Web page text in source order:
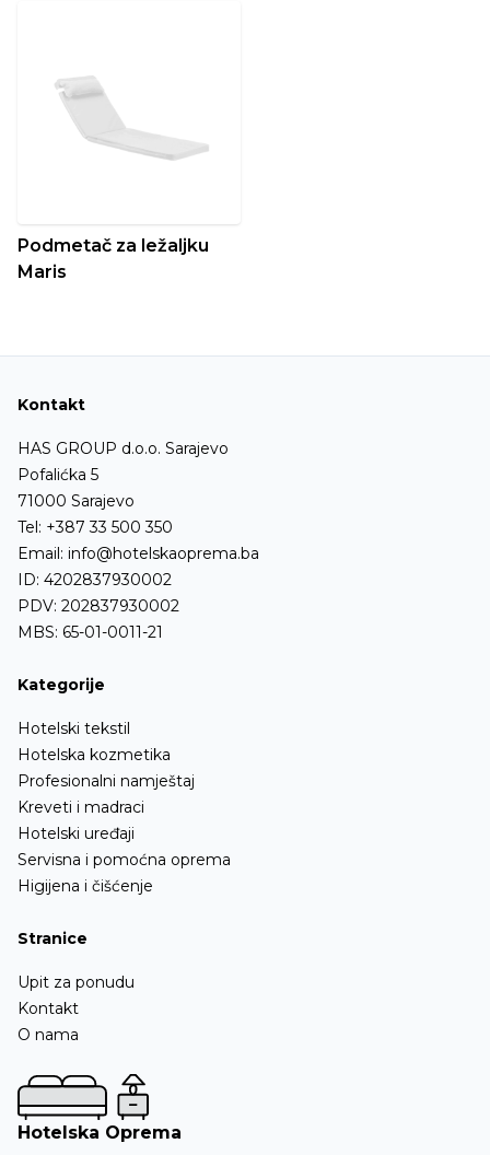
Podmetač za ležaljku
Maris
Kontakt
HAS GROUP d.o.o. Sarajevo
Pofalićka 5
71000 Sarajevo
Tel: +387 33 500 350
Email: info@hotelskaoprema.ba
ID: 4202837930002
PDV: 202837930002
MBS: 65-01-0011-21
Kategorije
Hotelski tekstil
Hotelska kozmetika
Profesionalni namještaj
Kreveti i madraci
Hotelski uređaji
Servisna i pomoćna oprema
Higijena i čišćenje
Stranice
Upit za ponudu
Kontakt
O nama
Hotelska Oprema